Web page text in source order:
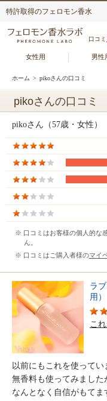
特許取得のフェロモン香水
口コミ
女性用 男性
ホーム > pikoさんの口コミ
pikoさんの口コミ
pikoさん（57歳・女性）
※ 口コミはお客様の個人的な
ん。
※ 口コミはご購入者様のマイ
ラ
用）
こ
以前にもこれを使ってい
無香料も使ってみました
なんとなく自信がもてま